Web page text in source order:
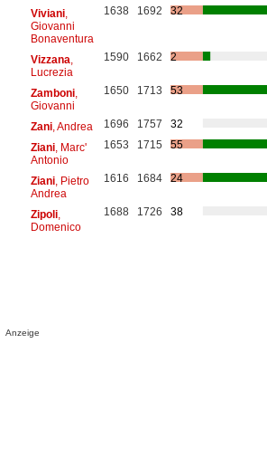
Viviani,
Giovanni
Bonaventura
1638 1692 32
Vizzana
Lucrezia
1590 1662 2
Zamboni,
Giovanni
1650 1713 53
Zani, Andrea 1696 1757
32
Ziani, Marc'
Antonio
1653 1715 55
Ziani, Pietro
Andrea
1616 1684 24
Zipoli,
Domenico
1688 1726 38
Anzeige